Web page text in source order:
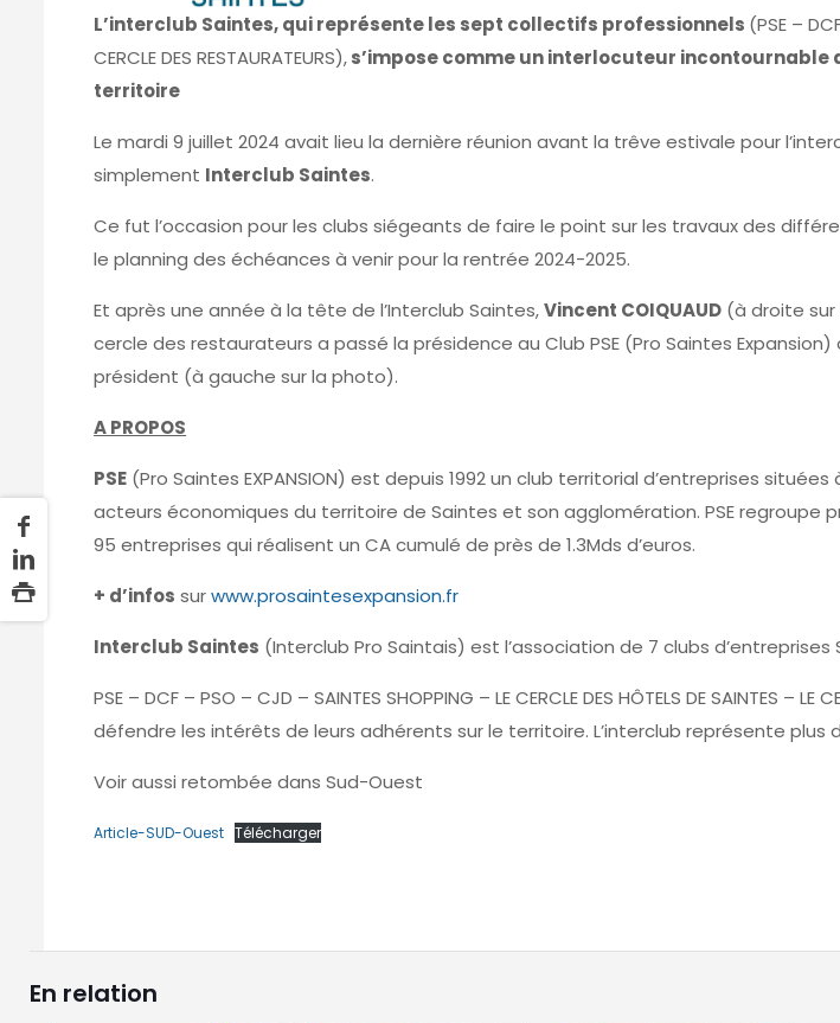
L’interclub Saintes, qui représenteles sept collectifs professionnels (PSE –
CERCLE DES RESTAURATEURS),s’impose comme un interlocuteur
territoire
Le mardi 9 juillet 2024 avait lieu la dernière réunion avant la trêve estivale pour
simplement Interclub Saintes.
Ce fut l’occasion pour les clubs siégeants de faire le point sur les travaux des
le planning des échéances à venir pour la rentrée 2024-2025.
Et après une année à la tête de l’Interclub Saintes,Vincent COIQUAUD (à droite
cercle des restaurateurs a passé la présidence au Club PSE (Pro Saintes Expansion)
président (à gauche sur la photo).
A PROPOS
PSE (Pro Saintes EXPANSION) est depuis 1992 un club territorial d’entreprises
acteurs économiques du territoire de Saintes et son agglomération. PSE regroupe
95 entreprises qui réalisent un CA cumulé de près de 1.3Mds d’euros.
+ d’infos surwww.prosaintesexpansion.fr
Interclub Saintes (Interclub Pro Saintais) est l’association de 7 clubs d’entreprises
PSE – DCF – PSO – CJD – SAINTES SHOPPING – LE CERCLE DES HÔTELS DE SAINTES
défendre les intérêts de leurs adhérents sur le territoire. L’interclub représente plus
Voir aussi retombée dans Sud-Ouest
Article-SUD-Ouest Télécharger
En relation